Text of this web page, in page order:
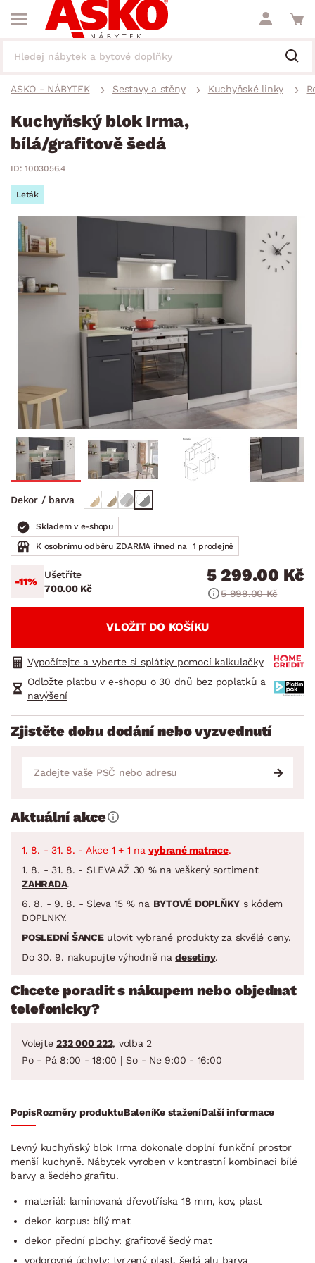
ASKO - NÁBYTEK Sestavy a stěny Kuchyňské linky
Kuchyňský blok Irma,
bílá/grafitově šedá
ID: 1003056.4
Leták
Dekor / barva
Skladem v e-shopu
K osobnímu odběru ZDARMA ihned na
1 prodejně
-11%
Ušetříte
700.00 Kč
5 299.00 Kč
5 999.00 Kč
VLOŽIT DO KOŠÍKU
Vypočítejte a vyberte si splátky pomocí kalkulačky
Odložte platbu v e-shopu o 30 dnů bez poplatků a
navýšení
Zjistěte dobu dodání nebo vyzvednutí
Aktuální akce
1. 8. - 31. 8. - Akce 1 + 1 navybrané matrace.
1. 8. - 31. 8. - SLEVA AŽ 30 % na veškerý sortiment
ZAHRADA.
6. 8. - 9. 8. - Sleva 15 % na BYTOVÉ DOPLŇKY s kódem
DOPLNKY.
POSLEDNÍ ŠANCEulovit vybrané produkty za skvělé ceny.
Do 30. 9. nakupujte výhodně nadesetiny.
Chcete poradit s nákupem nebo objednat
telefonicky?
Volejte 232 000 222, volba 2
Po - Pá 8:00 - 18:00 | So - Ne 9:00 - 16:00
PopisRozměry produktuBaleníKe staženíDalší informace
Levný kuchyňský blok Irma dokonale doplní funkční prostor
menší kuchyně. Nábytek vyroben v kontrastní kombinaci bílé
barvy a šedého grafitu.
materiál: laminovaná dřevotříska 18 mm, kov, plast
dekor korpus: bílý mat
dekor přední plochy: grafitově šedý mat
vodorovné úchyty: tvrzený plast, šedá alu barva